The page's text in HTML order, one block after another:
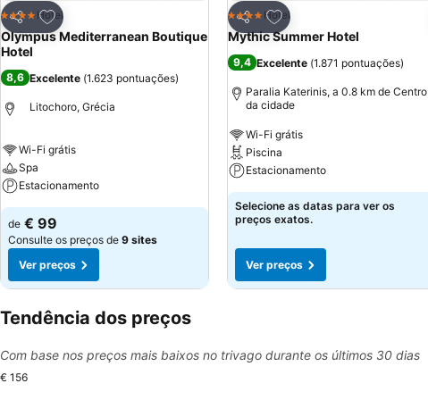
Partilhar
Adicionar aos favoritos
4 EstrelasHotel
Olympus Mediterranean Boutique
Hotel
8,6 Excelente (1.623 pontuações)
Litochoro, Grécia
Wi-Fi grátis
Spa
Estacionamento
de € 99
Consulte os preços de 9 sites
Ver preços
Partilhar
Adicionar aos favoritos
4 EstrelasHotel
Mythic Summer Hotel
9,4 Excelente (1.871 pontuações)
Paralia Katerinis, a 0.8 km de Centro
da cidade
Wi-Fi grátis
Piscina
Estacionamento
Selecione as datas para ver os
preços exatos.
Ver preços
Tendência dos preços
Com base nos preços mais baixos no trivago durante os últimos 30 dias
€ 156